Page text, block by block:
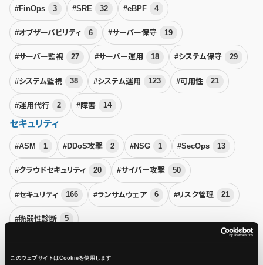
このウェブサイトはCookieを使用します
#FinOps 3 #SRE 32 #eBPF 4
#オブザーバビリティ 6 #サーバー保守 19
#サーバー監視 27 #サーバー運用 18 #システム保守 29
#システム監視 38 #システム運用 123 #可用性 21
#運用代行 2 #障害 14
セキュリティ
#ASM 1 #DDoS攻撃 2 #NSG 1 #SecOps 13
#クラウドセキュリティ 20 #サイバー攻撃 50
#セキュリティ 166 #ランサムウェア 6 #リスク管理 21
#脆弱性診断 5
#Azure 174 #Azure Local